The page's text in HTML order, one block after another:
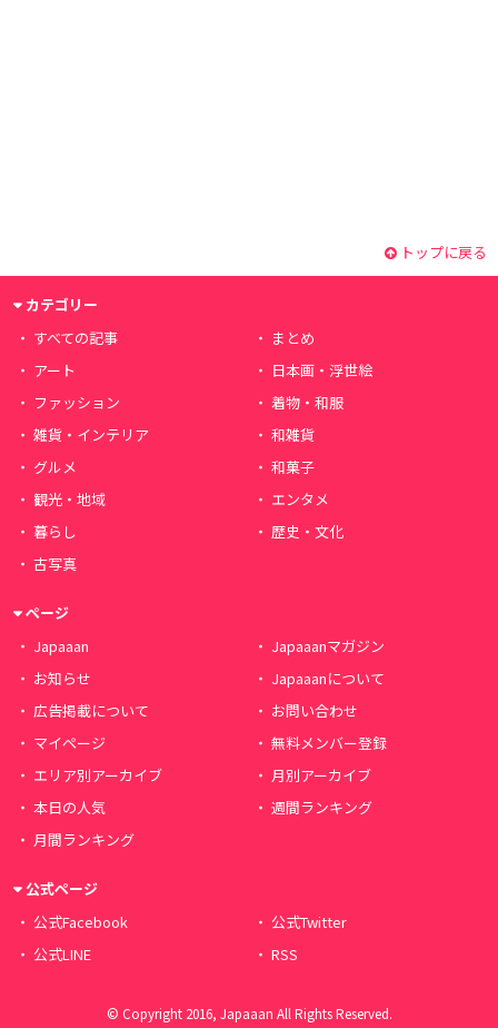
トップに戻る
カテゴリー
すべての記事
まとめ
アート
日本画・浮世絵
ファッション
着物・和服
雑貨・インテリア
和雑貨
グルメ
和菓子
観光・地域
エンタメ
暮らし
歴史・文化
古写真
ページ
Japaaan
Japaaanマガジン
お知らせ
Japaaanについて
広告掲載について
お問い合わせ
マイページ
無料メンバー登録
エリア別アーカイブ
月別アーカイブ
本日の人気
週間ランキング
月間ランキング
公式ページ
公式Facebook
公式Twitter
公式LINE
RSS
© Copyright 2016, Japaaan All Rights Reserved.